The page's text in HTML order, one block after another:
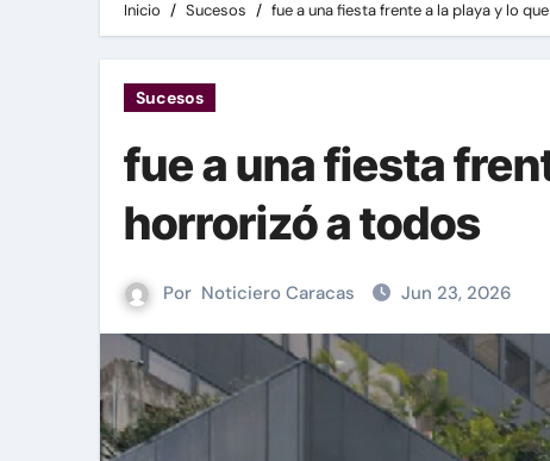
Inicio Sucesos fue a una fiesta frente a la playa y lo
Sucesos
fue a una fiesta
horrorizó a todos
Por Noticiero Caracas Jun 23, 2026